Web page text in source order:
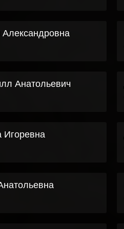
Анатольевич
Игоревна